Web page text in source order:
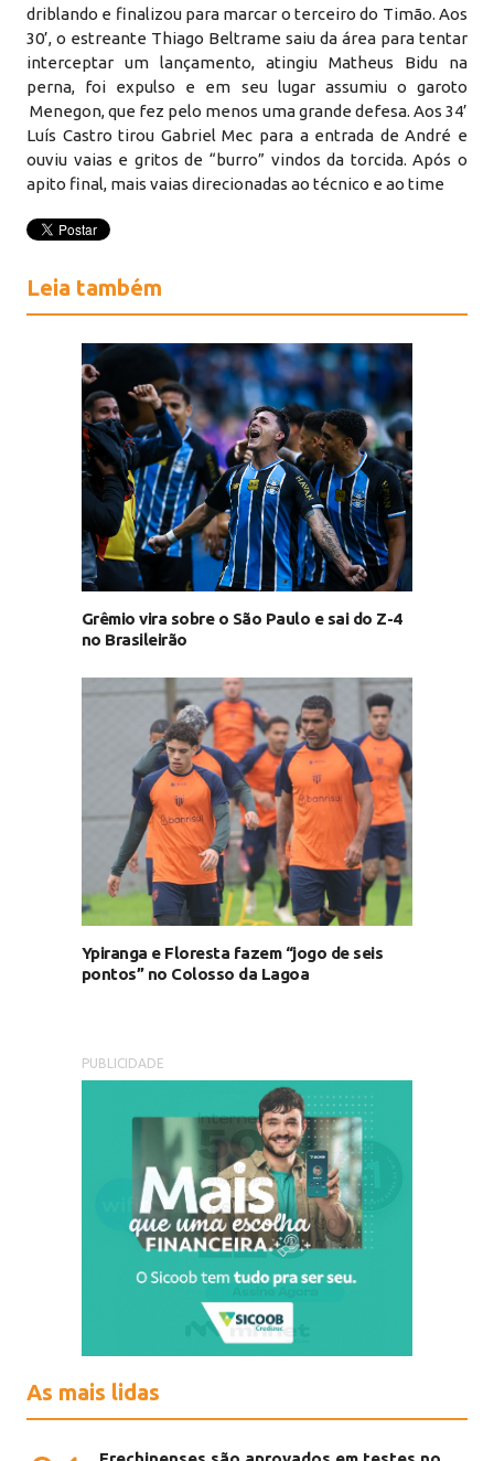
driblando e finalizou para marcar o terceiro do Timão. Aos
30’, o estreante Thiago Beltrame saiu da área para tentar
interceptar um lançamento, atingiu Matheus Bidu na
perna, foi expulso e em seu lugar assumiu o garoto
Menegon, que fez pelo menos uma grande defesa. Aos 34’
Luís Castro tirou Gabriel Mec para a entrada de André e
ouviu vaias e gritos de “burro” vindos da torcida. Após o
apito final, mais vaias direcionadas ao técnico e ao time
Leia também
Grêmio vira sobre o São Paulo e sai do Z-4
no Brasileirão
Ypiranga e Floresta fazem “jogo de seis
pontos” no Colosso da Lagoa
PUBLICIDADE
As mais lidas